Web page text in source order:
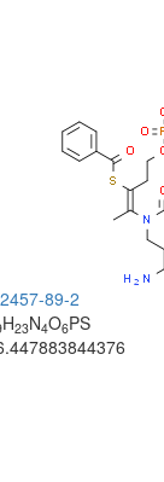
89-2
H23N4O6PS